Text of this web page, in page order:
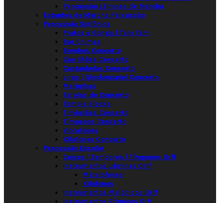
Percussão Lâminas de Marcha
Estantes de Marcha Percussão
Percussão Sinfónica
Pratos e Gongs | Tam Tam
Bar Chimes
Bombos Concerto
Carrilhões Concerto
Castanholas Concerto
Liras | Glockenspiel Concerto
Marimbas
Tarolas de Concerto
Temple Blocks
Timbalões Concerto
Tímpanos Concerto
Vibrafones
Xilofones Concerto
Percussão Escolar
Caixas | Tambores | Tímpanos Orff
Instrumentos Lâminas Orff
Metalofones
Xilofones
Instrumentos Melódicos Orff